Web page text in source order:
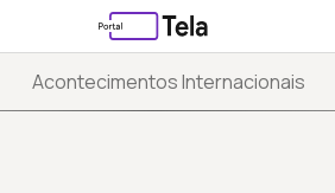
Acontecimentos Internacionais